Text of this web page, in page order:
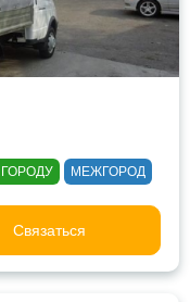
МЕЖГОРОД
Связаться